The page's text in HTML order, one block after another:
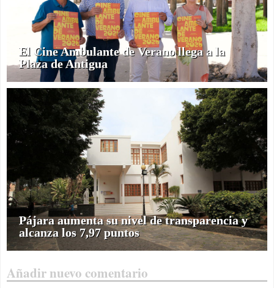
El Cine Ambulante de Verano llega a la
Plaza de Antigua
Pájara aumenta su nivel de transparencia y
alcanza los 7,97 puntos
Añadir nuevo comentario